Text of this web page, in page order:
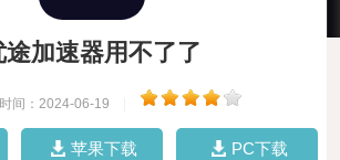
途加速器用不了了
时间：2024-06-19
苹果下载 PC下载